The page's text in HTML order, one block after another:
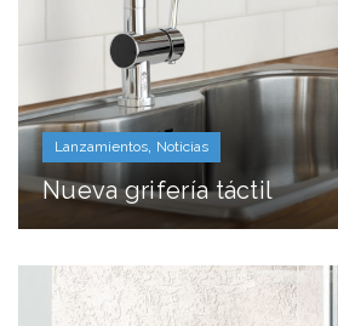
Lanzamientos Noticias
Nueva grifería táctil